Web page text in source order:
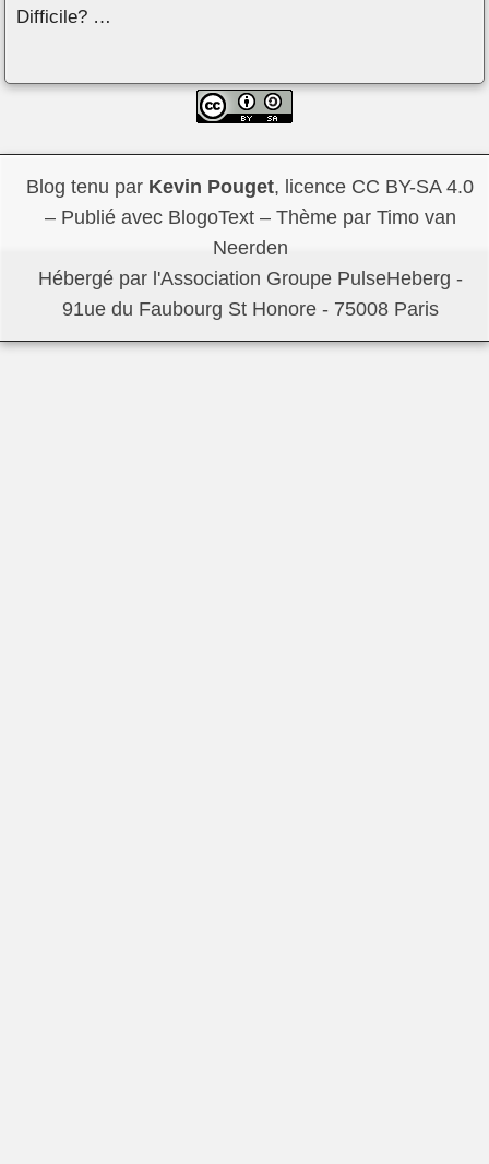
Difficile? …
Blog tenu par Kevin Pouget, licence CC BY-SA 4.0
– Publié avec BlogoText– Thème par Timo van
Neerden
Hébergé par l'Association Groupe PulseHeberg -
91ue du Faubourg St Honore - 75008 Paris